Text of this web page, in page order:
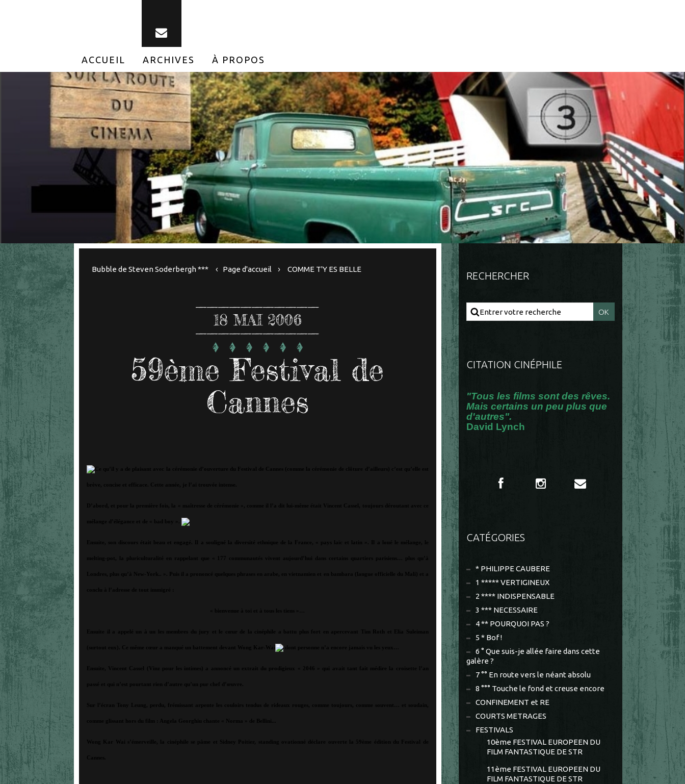
ACCUEIL ARCHIVES À PROPOS
Bubble de Steven Soderbergh *** Page d'accueil COMME T'Y ES BELLE
18 MAI 2006
59ème Festival de
Cannes
RECHERCHER
CITATION CINÉPHILE
"Tous les films sont des rêves.
Mais certains un peu plus que
d'autres".
David Lynch
CATÉGORIES
* PHILIPPE CAUBERE
1 ***** VERTIGINEUX
2 **** INDISPENSABLE
3 *** NECESSAIRE
4 ** POURQUOI PAS ?
5 * Bof !
6 ° Que suis-je allée faire dans cette
galère ?
7 °° En route vers le néant absolu
8 °°° Touche le fond et creuse encore
CONFINEMENT et RE
COURTS METRAGES
FESTIVALS
10ème FESTIVAL EUROPEEN DU
FILM FANTASTIQUE DE STR
11ème FESTIVAL EUROPEEN DU
FILM FANTASTIQUE DE STR